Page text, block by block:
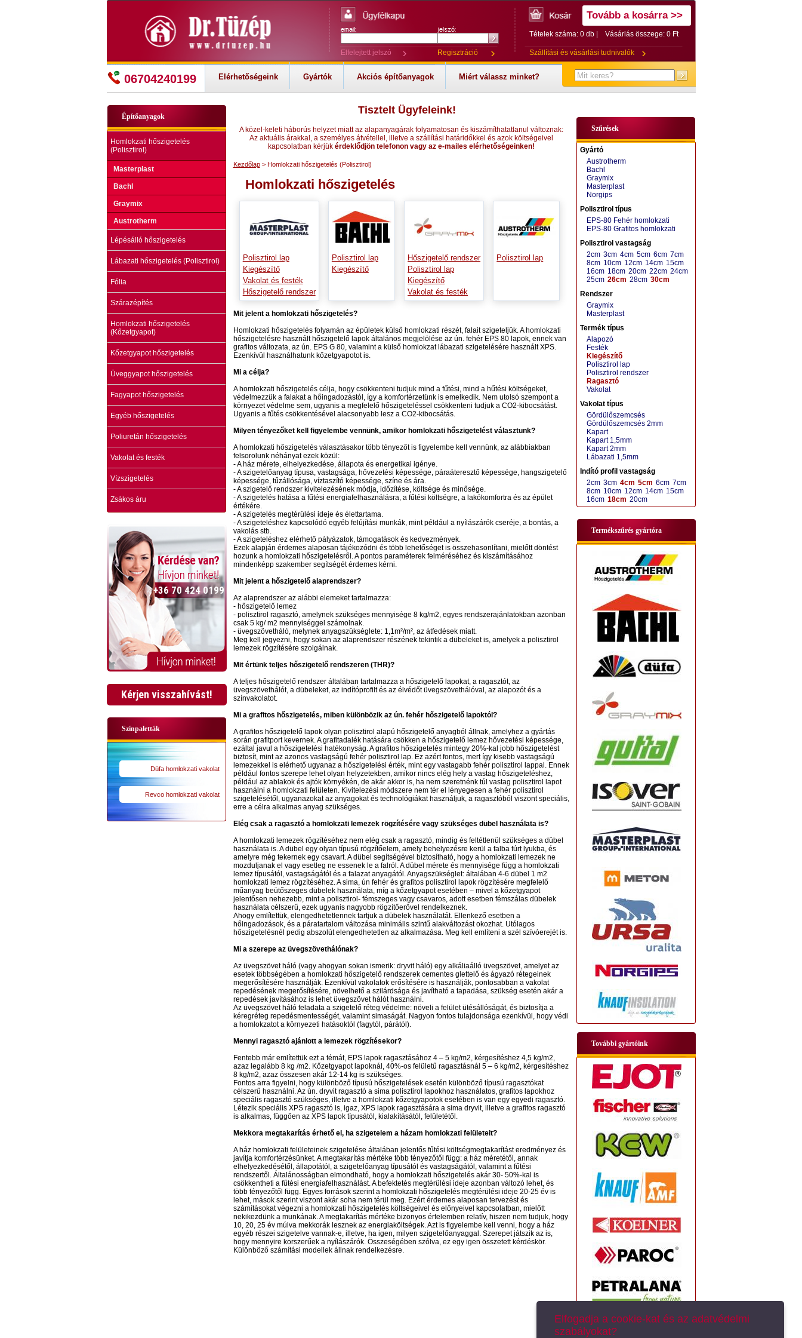
Elfelejtett jelszó Regisztráció
Tovább a kosárra >>
Tételek száma: 0 db | Vásárlás összege: 0 Ft
Szállítási és vásárlási tudnivalók
06704240199 Elérhetőségeink Gyártók Akciós építőanyagok Miért válassz minket?
Építőanyagok
Homlokzati hőszigetelés
(Polisztirol)
Masterplast
Bachl
Graymix
Austrotherm
Lépésálló hőszigetelés
Lábazati hőszigetelés (Polisztirol)
Fólia
Szárazépítés
Homlokzati hőszigetelés
(Kőzetgyapot)
Kőzetgyapot hőszigetelés
Üveggyapot hőszigetelés
Fagyapot hőszigetelés
Egyéb hőszigetelés
Poliuretán hőszigetelés
Vakolat és festék
Vízszigetelés
Zsákos áru
+36 70 424 0199
Kérjen visszahívást!
Színpaletták
Düfa homlokzati vakolat
Revco homlokzati vakolat
Tisztelt Ügyfeleink!
A közel-keleti háborús helyzet miatt az alapanyagárak folyamatosan és kiszámíthatatlanul változnak:
Az aktuális árakkal, a személyes átvétellel, illetve a szállítási határidőkkel és azok költségeivel
kapcsolatban kérjük érdeklődjön telefonon vagy az e-mailes elérhetőségeinken!
Kezdőlap> Homlokzati hőszigetelés (Polisztirol)
Homlokzati hőszigetelés
Polisztirol lap
Kiegészítő
Vakolat és festék
Hőszigetelő rendszer
Polisztirol lap
Kiegészítő
Hőszigetelő rendszer
Polisztirol lap
Kiegészítő
Vakolat és festék
Polisztirol lap
Mit jelent a homlokzati hőszigetelés?
Homlokzati hőszigetelés folyamán az épületek külső homlokzati részét, falait szigeteljük. A homlokzati
hőszigetelésre használt hőszigetelő lapok általános megjelölése az ún. fehér EPS 80 lapok, ennek van
grafitos változata, az ún. EPS G 80, valamint a külső homlokzat lábazati szigetelésére használt XPS.
Ezenkívül használhatunk kőzetgyapotot is.
Mi a célja?
A homlokzati hőszigetelés célja, hogy csökkenteni tudjuk mind a fűtési, mind a hűtési költségeket,
védelmezzük a falakat a hőingadozástól, így a komfortérzetünk is emelkedik. Nem utolsó szempont a
környezet védelme sem, ugyanis a megfelelő hőszigeteléssel csökkenteni tudjuk a CO2-kibocsátást.
Ugyanis a fűtés csökkentésével alacsonyabb lesz a CO2-kibocsátás.
Milyen tényezőket kell figyelembe vennünk, amikor homlokzati hőszigetelést választunk?
A homlokzati hőszigetelés választásakor több tényezőt is figyelembe kell vennünk, az alábbiakban
felsorolunk néhányat ezek közül:
- A ház mérete, elhelyezkedése, állapota és energetikai igénye.
- A szigetelőanyag típusa, vastagsága, hővezetési képessége, páraáteresztő képessége, hangszigetelő
képessége, tűzállósága, víztaszító képessége, színe és ára.
- A szigetelő rendszer kivitelezésének módja, időzítése, költsége és minősége.
- A szigetelés hatása a fűtési energiafelhasználásra, a fűtési költségre, a lakókomfortra és az épület
értékére.
- A szigetelés megtérülési ideje és élettartama.
- A szigeteléshez kapcsolódó egyéb felújítási munkák, mint például a nyílászárók cseréje, a bontás, a
vakolás stb.
- A szigeteléshez elérhető pályázatok, támogatások és kedvezmények.
Ezek alapján érdemes alaposan tájékozódni és több lehetőséget is összehasonlítani, mielőtt döntést
hozunk a homlokzati hőszigetelésről. A pontos paraméterek felméréséhez és kiszámításához
mindenképp szakember segítségét érdemes kérni.
Mit jelent a hőszigetelő alaprendszer?
Az alaprendszer az alábbi elemeket tartalmazza:
- hőszigetelő lemez
- polisztirol ragasztó, amelynek szükséges mennyisége 8 kg/m2, egyes rendszerajánlatokban azonban
csak 5 kg/ m2 mennyiséggel számolnak.
- üvegszövetháló, melynek anyagszükséglete: 1,1m²/m², az átfedések miatt.
Meg kell jegyezni, hogy sokan az alaprendszer részének tekintik a dübeleket is, amelyek a polisztirol
lemezek rögzítésére szolgálnak.
Mit értünk teljes hőszigetelő rendszeren (THR)?
A teljes hőszigetelő rendszer általában tartalmazza a hőszigetelő lapokat, a ragasztót, az
üvegszövethálót, a dübeleket, az indítóprofilt és az élvédőt üvegszövethálóval, az alapozót és a
színvakolatot.
Mi a grafitos hőszigetelés, miben különbözik az ún. fehér hőszigetelő lapoktól?
A grafitos hőszigetelő lapok olyan polisztirol alapú hőszigetelő anyagból állnak, amelyhez a gyártás
során grafitport kevernek. A grafitadalék hatására csökken a hőszigetelő lemez hővezetési képessége,
ezáltal javul a hőszigetelési hatékonyság. A grafitos hőszigetelés mintegy 20%-kal jobb hőszigetelést
biztosít, mint az azonos vastagságú fehér polisztirol lap. Ez azért fontos, mert így kisebb vastagságú
lemezekkel is elérhető ugyanaz a hőszigetelési érték, mint egy vastagabb fehér polisztirol lappal. Ennek
például fontos szerepe lehet olyan helyzetekben, amikor nincs elég hely a vastag hőszigeteléshez,
például az ablakok és ajtók környékén, de akár akkor is, ha nem szeretnénk túl vastag polisztirol lapot
használni a homlokzati felületen. Kivitelezési módszere nem tér el lényegesen a fehér polisztirol
szigetelésétől, ugyanazokat az anyagokat és technológiákat használjuk, a ragasztóból viszont speciális,
erre a célra alkalmas anyag szükséges.
Elég csak a ragasztó a homlokzati lemezek rögzítésére vagy szükséges dübel használata is?
A homlokzati lemezek rögzítéséhez nem elég csak a ragasztó, mindig és feltétlenül szükséges a dübel
használata is. A dübel egy olyan típusú rögzítőelem, amely behelyezésre kerül a falba fúrt lyukba, és
amelyre még tekernek egy csavart. A dübel segítségével biztosítható, hogy a homlokzati lemezek ne
mozduljanak el vagy esetleg ne essenek le a falról. A dübel mérete és mennyisége függ a homlokzati
lemez típusától, vastagságától és a falazat anyagától. Anyagszükséglet: általában 4-6 dübel 1 m2
homlokzati lemez rögzítéséhez. A sima, ún fehér és grafitos polisztirol lapok rögzítésére megfelelő
műanyag beütőszeges dübelek használata, míg a kőzetgyapot esetében – mivel a kőzetgyapot
jelentősen nehezebb, mint a polisztirol- fémszeges vagy csavaros, adott esetben fémszálas dübelek
használata célszerű, ezek ugyanis nagyobb rögzítőerővel rendelkeznek.
Ahogy említettük, elengedhetetlennek tartjuk a dübelek használatát. Ellenkező esetben a
hőingadozások, és a páratartalom változása minimális szintű alakváltozást okozhat. Utólagos
hőszigetelésnél pedig abszolút elengedhetetlen az alkalmazása. Meg kell említeni a szél szívóerejét is.
Mi a szerepe az üvegszövethálónak?
Az üvegszövet háló (vagy ahogyan sokan ismerik: dryvit háló) egy alkáliaálló üvegszövet, amelyet az
esetek többségében a homlokzati hőszigetelő rendszerek cementes glettelő és ágyazó rétegeinek
megerősítésére használják. Ezenkívül vakolatok erősítésére is használják, pontosabban a vakolat
repedésének megerősítésére, növelhető a szilárdsága és javítható a tapadása, szükség esetén akár a
repedések javításához is lehet üvegszövet hálót használni.
Az üvegszövet háló feladata a szigetelő réteg védelme: növeli a felület ütésállóságát, és biztosítja a
kéregréteg repedésmentességét, valamint simaságát. Nagyon fontos tulajdonsága ezenkívül, hogy védi
a homlokzatot a környezeti hatásoktól (fagytól, párától).
Mennyi ragasztó ajánlott a lemezek rögzítésekor?
Fentebb már említettük ezt a témát, EPS lapok ragasztásához 4 – 5 kg/m2, kérgesítéshez 4,5 kg/m2,
azaz legalább 8 kg /m2. Kőzetgyapot lapoknál, 40%-os felületű ragasztásnál 5 – 6 kg/m2, kérgesítéshez
8 kg/m2, azaz összesen akár 12-14 kg is szükséges.
Fontos arra figyelni, hogy különböző típusú hőszigetelések esetén különböző típusú ragasztókat
célszerű használni. Az ún. dryvit ragasztó a sima polisztirol lapokhoz használatos, grafitos lapokhoz
speciális ragasztó szükséges, illetve a homlokzati kőzetgyapotok esetében is van egy egyedi ragasztó.
Létezik speciális XPS ragasztó is, igaz, XPS lapok ragasztására a sima dryvit, illetve a grafitos ragasztó
is alkalmas, függően az XPS lapok típusától, kialakításától, felületétől.
Mekkora megtakarítás érhető el, ha szigetelem a házam homlokzati felületeit?
A ház homlokzati felületeinek szigetelése általában jelentős fűtési költségmegtakarítást eredményez és
javítja komfortérzésünket. A megtakarítás mértéke több tényezőtől függ: a ház méretétől, annak
elhelyezkedésétől, állapotától, a szigetelőanyag típusától és vastagságától, valamint a fűtési
rendszertől. Általánosságban elmondható, hogy a homlokzati hőszigetelés akár 30- 50%-kal is
csökkentheti a fűtési energiafelhasználást. A befektetés megtérülési ideje azonban változó lehet, és
több tényezőtől függ. Egyes források szerint a homlokzati hőszigetelés megtérülési ideje 20-25 év is
lehet, mások szerint viszont akár soha nem térül meg. Ezért érdemes alaposan tervezést és
számításokat végezni a homlokzati hőszigetelés költségeivel és előnyeivel kapcsolatban, mielőtt
nekikezdünk a munkának. A megtakarítás mértéke bizonyos értelemben relatív, hiszen nem tudjuk, hogy
10, 20, 25 év múlva mekkorák lesznek az energiaköltségek. Azt is figyelembe kell venni, hogy a ház
egyéb részei szigetelve vannak-e, illetve, ha igen, milyen szigetelőanyaggal. Szerepet játszik az is,
hogy mennyire korszerűek a nyílászárók. Összeségében szólva, ez egy igen összetett kérdéskör.
Különböző számítási modellek állnak rendelkezésre.
Szűrések
Gyártó
Austrotherm
Bachl
Graymix
Masterplast
Norgips
Polisztirol típus
EPS-80 Fehér homlokzati
EPS-80 Grafitos homlokzati
Polisztirol vastagság
2cm 3cm 4cm 5cm 6cm 7cm
8cm 10cm 12cm 14cm 15cm
16cm 18cm 20cm 22cm 24cm
25cm 26cm 28cm 30cm
Rendszer
Graymix
Masterplast
Termék típus
Alapozó
Festék
Kiegészítő
Polisztirol lap
Polisztirol rendszer
Ragasztó
Vakolat
Vakolat típus
Gördülőszemcsés
Gördülőszemcsés 2mm
Kapart
Kapart 1,5mm
Kapart 2mm
Lábazati 1,5mm
Indító profil vastagság
2cm 3cm 4cm 5cm 6cm 7cm
8cm 10cm 12cm 14cm 15cm
16cm 18cm 20cm
Termékszűrés gyártóra
További gyártóink
Elfogadja a cookie-kat és az adatvédelmi
szabályokat?